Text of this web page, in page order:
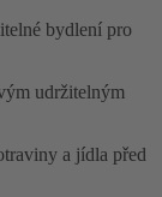
bydlení pro
udržitelným
a jídla před